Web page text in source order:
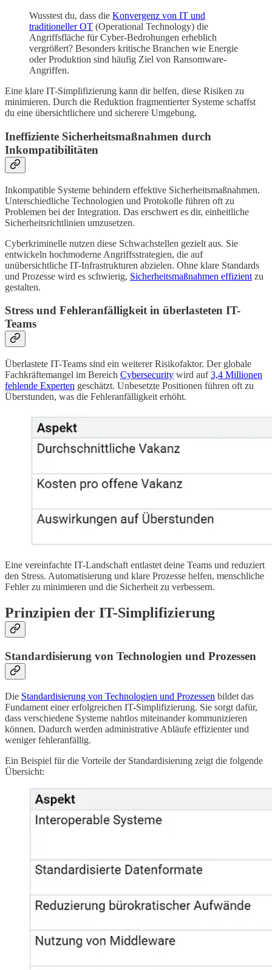
Wusstest du, dass die Konvergenz von IT und
traditioneller OT (Operational Technology) die
Angriffsfläche für Cyber-Bedrohungen erheblich
vergrößert? Besonders kritische Branchen wie Energie
oder Produktion sind häufig Ziel von Ransomware-
Angriffen.
Eine klare IT-Simplifizierung kann dir helfen, diese Risiken zu
minimieren. Durch die Reduktion fragmentierter Systeme schaffst
du eine übersichtlichere und sicherere Umgebung.
Ineffiziente Sicherheitsmaßnahmen durch
Inkompatibilitäten
Inkompatible Systeme behindern effektive Sicherheitsmaßnahmen.
Unterschiedliche Technologien und Protokolle führen oft zu
Problemen bei der Integration. Das erschwert es dir, einheitliche
Sicherheitsrichtlinien umzusetzen.
Cyberkriminelle nutzen diese Schwachstellen gezielt aus. Sie
entwickeln hochmoderne Angriffsstrategien, die auf
unübersichtliche IT-Infrastrukturen abzielen. Ohne klare Standards
und Prozesse wird es schwierig, Sicherheitsmaßnahmen effizient zu
gestalten.
Stress und Fehleranfälligkeit in überlasteten IT-
Teams
Überlastete IT-Teams sind ein weiterer Risikofaktor. Der globale
Fachkräftemangel im Bereich Cybersecurity wird auf3,4 Millionen
fehlende Experten geschätzt. Unbesetzte Positionen führen oft zu
Überstunden, was die Fehleranfälligkeit erhöht.
Eine vereinfachte IT-Landschaft entlastet deine Teams und reduziert
den Stress. Automatisierung und klare Prozesse helfen, menschliche
Fehler zu minimieren und die Sicherheit zu verbessern.
Prinzipien der IT-Simplifizierung
Standardisierung von Technologien und Prozessen
Die Standardisierung von Technologien und Prozessen bildet das
Fundament einer erfolgreichen IT-Simplifizierung. Sie sorgt dafür,
dass verschiedene Systeme nahtlos miteinander kommunizieren
können. Dadurch werden administrative Abläufe effizienter und
weniger fehleranfällig.
Ein Beispiel für die Vorteile der Standardisierung zeigt die folgende
Übersicht: